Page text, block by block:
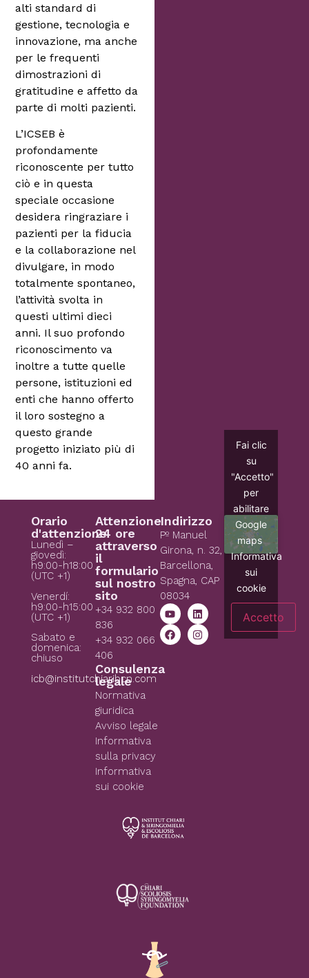
alti standard di
gestione, tecnologia e
innovazione, ma anche
per le frequenti
dimostrazioni di
gratitudine e affetto da
parte di molti pazienti.
L’ICSEB è
profondamente
riconoscente per tutto
ciò e in questa
speciale occasione
desidera ringraziare i
pazienti per la fiducia
e la collaborazione nel
divulgare, in modo
totalmente spontaneo,
l’attività svolta in
questi ultimi dieci
anni. Il suo profondo
riconoscimento va
inoltre a tutte quelle
persone, istituzioni ed
enti che hanno offerto
il loro sostegno a
questo grande
progetto iniziato più di
40 anni fa.
Orario
d'attenzione
Lunedì –
giovedì:
h9:00-h18:00
(UTC +1)
Venerdí:
h9:00-h15:00
(UTC +1)
Sabato e
domenica:
chiuso
icb@institutchiaribcn.com
Attenzione
24 ore
attraverso
il
formulario
sul nostro
sito
+34 932 800
836
+34 932 066
406
Consulenza
legale
Normativa
giuridica
Avviso legale
Informativa
sulla privacy
Informativa
sui cookie
Indirizzo
Pº Manuel
Girona, n. 32,
Barcellona,
Spagna, CAP
08034
Fai clic
su
"Accetto"
per
abilitare
Google
maps
Informativa
sui
cookie
Accetto